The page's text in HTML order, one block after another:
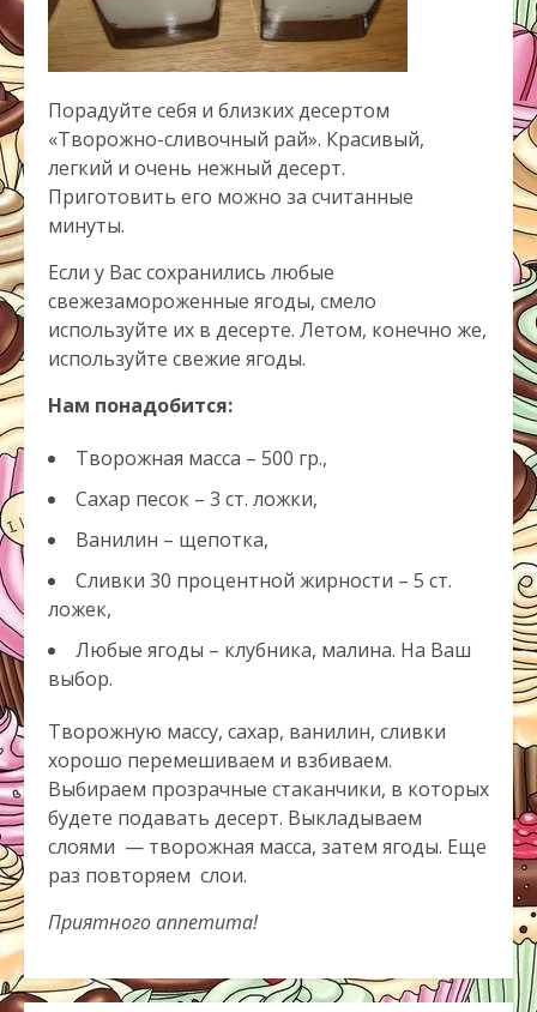
Порадуйте себя и близких десертом
«Творожно-сливочный рай». Красивый,
легкий и очень нежный десерт.
Приготовить его можно за считанные
минуты.
Если у Вас сохранились любые
свежезамороженные ягоды, смело
используйте их в десерте. Летом, конечно же,
используйте свежие ягоды.
Нам понадобится:
Творожная масса – 500 гр.,
Сахар песок – 3 ст. ложки,
Ванилин – щепотка,
Сливки 30 процентной жирности – 5 ст.
ложек,
Любые ягоды – клубника, малина. На Ваш
выбор.
Творожную массу, сахар, ванилин, сливки
хорошо перемешиваем и взбиваем.
Выбираем прозрачные стаканчики, в которых
будете подавать десерт. Выкладываем
слоями — творожная масса, затем ягоды. Еще
раз повторяем слои.
Приятного аппетита!